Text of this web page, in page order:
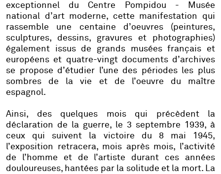
exceptionnel du Centre Pompidou - Musée
national d’art moderne, cette manifestation qui
rassemble une centaine d’oeuvres (peintures,
sculptures, dessins, gravures et photographies)
également issus de grands musées français et
européens et quatre-vingt documents d’archives
se propose d’étudier l’une des périodes les plus
sombres de la vie et de l’oeuvre du maître
espagnol.
Ainsi, des quelques mois qui précèdent la
déclaration de la guerre, le 3 septembre 1939, à
ceux qui suivent la victoire du 8 mai 1945,
l’exposition retracera, mois après mois, l’activité
de l’homme et de l’artiste durant ces années
douloureuses, hantées par la solitude et la mort. La